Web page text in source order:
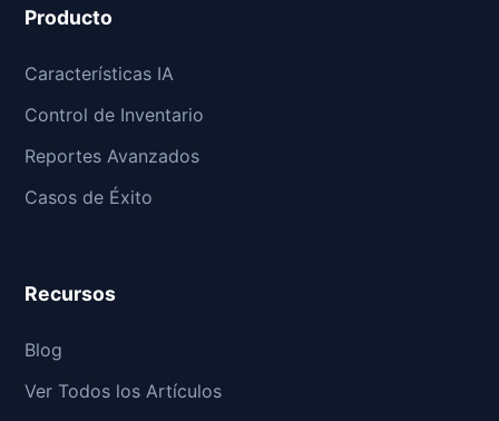
Producto
Características IA
Control de Inventario
Reportes Avanzados
Casos de Éxito
Recursos
Blog
Ver Todos los Artículos